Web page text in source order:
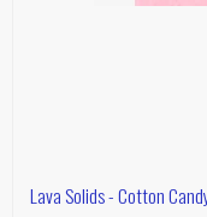
Lava Solids - Cotton